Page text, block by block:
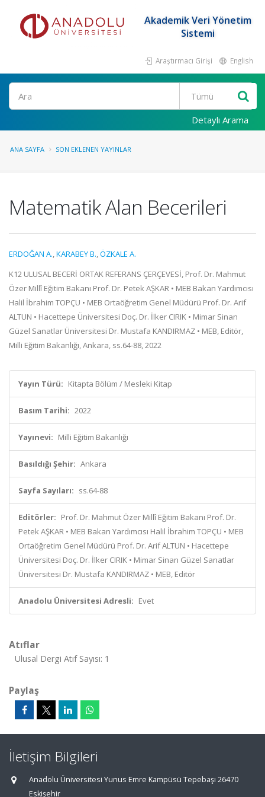
Akademik Veri Yönetim
Sistemi
Araştırmacı Girişi English
Ara
Detaylı Arama
ANA SAYFA SON EKLENEN YAYINLAR
Matematik Alan Becerileri
ERDOĞAN A.,KARABEY B.,ÖZKALE A.
K12 ULUSAL BECERİ ORTAK REFERANS ÇERÇEVESİ, Prof. Dr. Mahmut
Özer Millî Eğitim Bakanı Prof. Dr. Petek AŞKAR • MEB Bakan Yardımcısı
Halil İbrahim TOPÇU • MEB Ortaöğretim Genel Müdürü Prof. Dr. Arif
ALTUN • Hacettepe Üniversitesi Doç. Dr. İlker CIRIK • Mimar Sinan
Güzel Sanatlar Üniversitesi Dr. Mustafa KANDIRMAZ • MEB, Editör,
Milli Eğitim Bakanlığı, Ankara, ss.64-88, 2022
Yayın Türü: Kitapta Bölüm / Mesleki Kitap
Basım Tarihi: 2022
Yayınevi: Milli Eğitim Bakanlığı
Basıldığı Şehir: Ankara
Sayfa Sayıları: ss.64-88
Editörler: Prof. Dr. Mahmut Özer Millî Eğitim Bakanı Prof. Dr.
Petek AŞKAR • MEB Bakan Yardımcısı Halil İbrahim TOPÇU • MEB
Ortaöğretim Genel Müdürü Prof. Dr. Arif ALTUN • Hacettepe
Üniversitesi Doç. Dr. İlker CIRIK • Mimar Sinan Güzel Sanatlar
Üniversitesi Dr. Mustafa KANDIRMAZ • MEB, Editör
Anadolu Üniversitesi Adresli: Evet
Atıflar
Ulusal Dergi Atıf Sayısı: 1
Paylaş
İletişim Bilgileri
Anadolu Üniversitesi Yunus Emre Kampüsü Tepebaşı 26470
Eskişehir